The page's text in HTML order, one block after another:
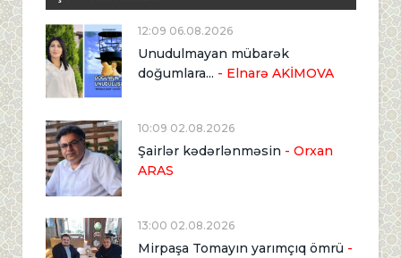
12:09 06.08.2026
Unudulmayan mübarək
doğumlara... - Elnarə AKİMOVA
10:09 02.08.2026
Şairlər kədərlənməsin - Orxan
ARAS
13:00 02.08.2026
Mirpaşa Tomayın yarımçıq ömrü -